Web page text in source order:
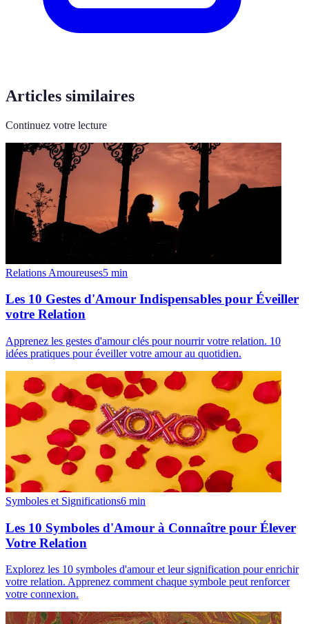
Articles similaires
Continuez votre lecture
Relations Amoureuses5 min
Les 10 Gestes d'Amour Indispensables pour Éveiller
votre Relation
Apprenez les gestes d'amour clés pour nourrir votre relation. 10
idées pratiques pour éveiller votre amour au quotidien.
Symboles et Significations6 min
Les 10 Symboles d'Amour à Connaître pour Élever
Votre Relation
Explorez les 10 symboles d'amour et leur signification pour enrichir
votre relation. Apprenez comment chaque symbole peut renforcer
votre connexion.